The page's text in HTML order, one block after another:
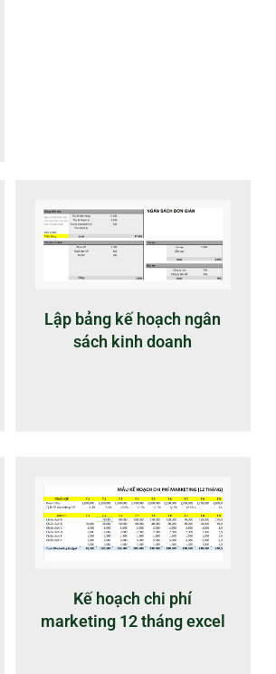
Lập bảng kế hoạch ngân
sách kinh doanh
Kế hoạch chi phí
marketing 12 tháng excel